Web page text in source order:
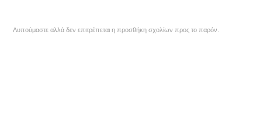
Λυπούμαστε αλλά δεν επιτρέπεται η προσθήκη σχολίων προς το παρόν.